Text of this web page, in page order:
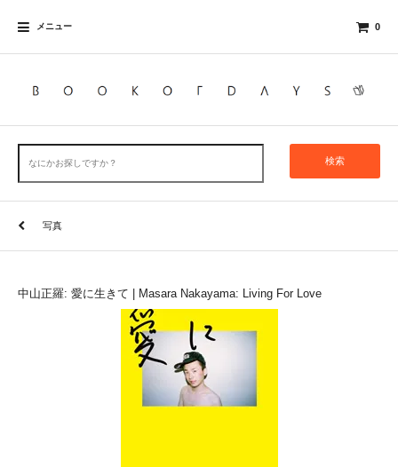
メニュー 0
検索
写真
中山正羅: 愛に生きて | Masara Nakayama: Living For Love